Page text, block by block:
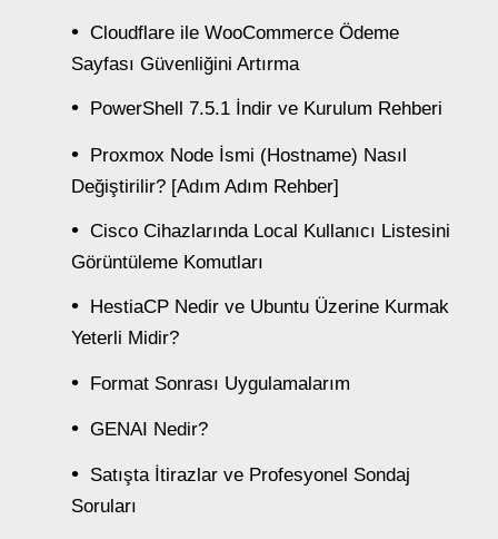
Cloudflare ile WooCommerce Ödeme
Sayfası Güvenliğini Artırma
PowerShell 7.5.1 İndir ve Kurulum Rehberi
Proxmox Node İsmi (Hostname) Nasıl
Değiştirilir? [Adım Adım Rehber]
Cisco Cihazlarında Local Kullanıcı Listesini
Görüntüleme Komutları
HestiaCP Nedir ve Ubuntu Üzerine Kurmak
Yeterli Midir?
Format Sonrası Uygulamalarım
GENAI Nedir?
Satışta İtirazlar ve Profesyonel Sondaj
Soruları